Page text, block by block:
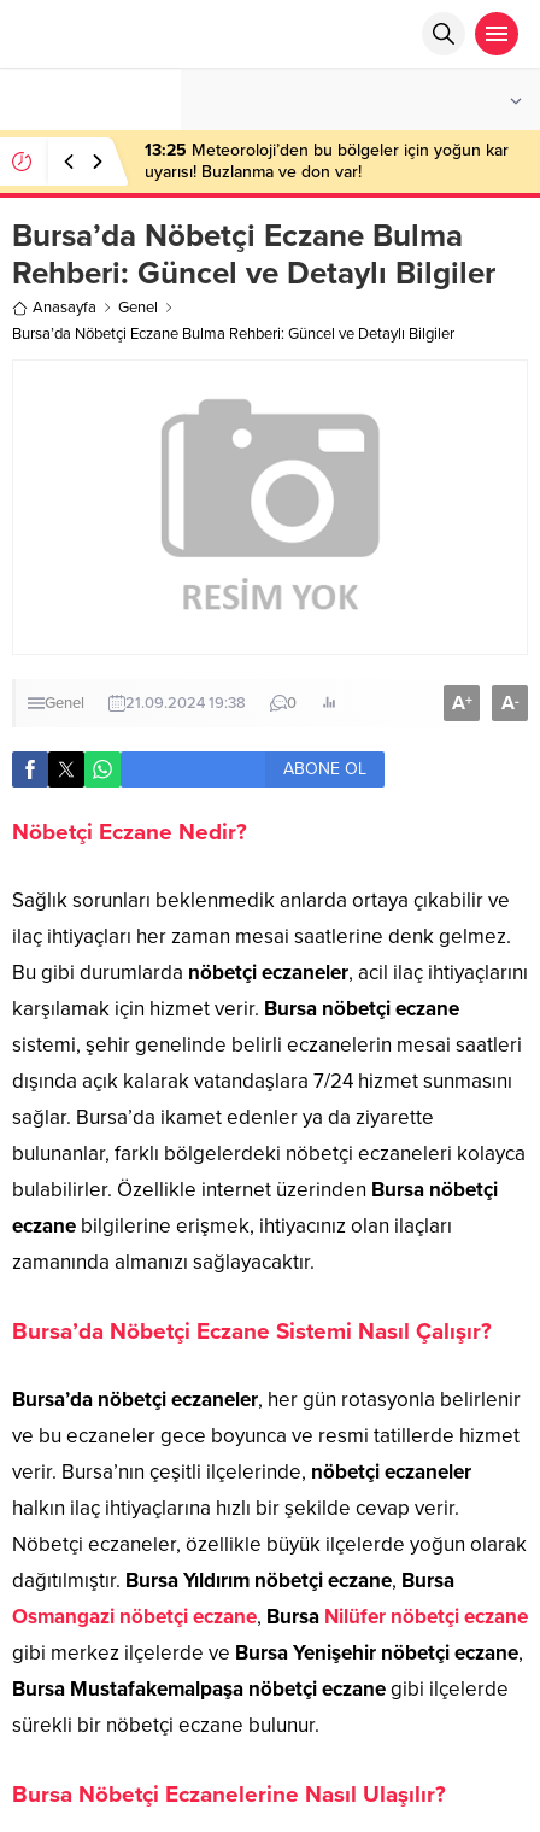
13:25 Meteoroloji’den bu bölgeler için yoğun kar
uyarısı! Buzlanma ve don var!
Bursa’da Nöbetçi Eczane Bulma
Rehberi: Güncel ve Detaylı Bilgiler
Anasayfa
Genel
Bursa’da Nöbetçi Eczane Bulma Rehberi: Güncel ve Detaylı Bilgiler
Genel 21.09.2024 19:38 0 A+ A-
ABONE OL
Nöbetçi Eczane Nedir?
Sağlık sorunları beklenmedik anlarda ortaya çıkabilir ve
ilaç ihtiyaçları her zaman mesai saatlerine denk gelmez.
Bu gibi durumlarda nöbetçi eczaneler, acil ilaç ihtiyaçlarını
karşılamak için hizmet verir. Bursa nöbetçi eczane
sistemi, şehir genelinde belirli eczanelerin mesai saatleri
dışında açık kalarak vatandaşlara 7/24 hizmet sunmasını
sağlar. Bursa’da ikamet edenler ya da ziyarette
bulunanlar, farklı bölgelerdeki nöbetçi eczaneleri kolayca
bulabilirler. Özellikle internet üzerinden Bursa nöbetçi
eczane bilgilerine erişmek, ihtiyacınız olan ilaçları
zamanında almanızı sağlayacaktır.
Bursa’da Nöbetçi Eczane Sistemi Nasıl Çalışır?
Bursa’da nöbetçi eczaneler, her gün rotasyonla belirlenir
ve bu eczaneler gece boyunca ve resmi tatillerde hizmet
verir. Bursa’nın çeşitli ilçelerinde, nöbetçi eczaneler
halkın ilaç ihtiyaçlarına hızlı bir şekilde cevap verir.
Nöbetçi eczaneler, özellikle büyük ilçelerde yoğun olarak
dağıtılmıştır. Bursa Yıldırım nöbetçi eczane, Bursa
Osmangazi nöbetçi eczane, Bursa Nilüfer nöbetçi eczane
gibi merkez ilçelerde ve Bursa Yenişehir nöbetçi eczane,
Bursa Mustafakemalpaşa nöbetçi eczanegibi ilçelerde
sürekli bir nöbetçi eczane bulunur.
Bursa Nöbetçi Eczanelerine Nasıl Ulaşılır?